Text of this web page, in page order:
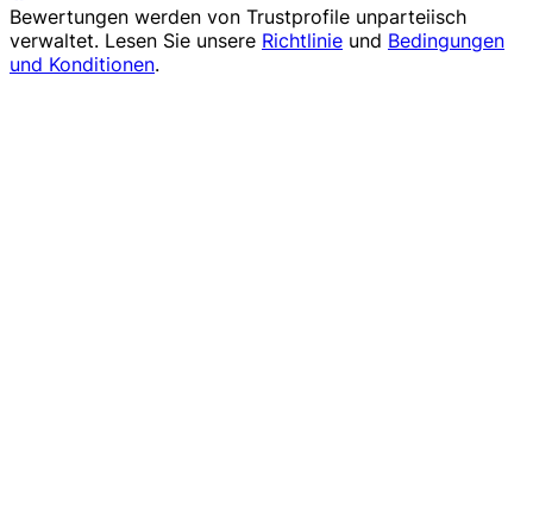
Bewertungen werden von Trustprofile unparteiisch
verwaltet. Lesen Sie unsere Richtlinie und Bedingungen
und Konditionen.